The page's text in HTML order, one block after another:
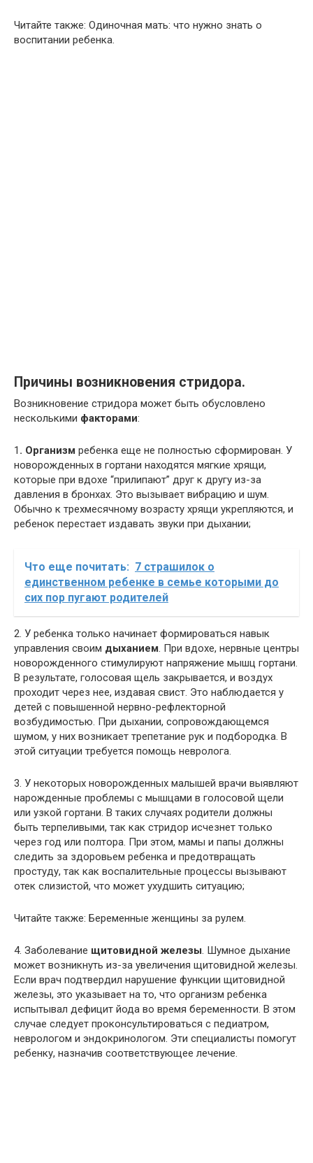
Читайте также: Одиночная мать: что нужно знать о
воспитании ребенка.
Причины возникновения стридора.
Возникновение стридора может быть обусловлено
несколькими факторами:
1 . Организм ребенка еще не полностью сформирован. У
новорожденных в гортани находятся мягкие хрящи,
которые при вдохе “прилипают” друг к другу из-за
давления в бронхах. Это вызывает вибрацию и шум.
Обычно к трехмесячному возрасту хрящи укрепляются, и
ребенок перестает издавать звуки при дыхании;
Что еще почитать: 7 страшилок о
единственном ребенке в семье которыми до
сих пор пугают родителей
2. У ребенка только начинает формироваться навык
управления своим дыханием. При вдохе, нервные центры
новорожденного стимулируют напряжение мышц гортани.
В результате, голосовая щель закрывается, и воздух
проходит через нее, издавая свист. Это наблюдается у
детей с повышенной нервно-рефлекторной
возбудимостью. При дыхании, сопровождающемся
шумом, у них возникает трепетание рук и подбородка. В
этой ситуации требуется помощь невролога.
3. У некоторых новорожденных малышей врачи выявляют
нарожденные проблемы с мышцами в голосовой щели
или узкой гортани. В таких случаях родители должны
быть терпеливыми, так как стридор исчезнет только
через год или полтора. При этом, мамы и папы должны
следить за здоровьем ребенка и предотвращать
простуду, так как воспалительные процессы вызывают
отек слизистой, что может ухудшить ситуацию;
Читайте также: Беременные женщины за рулем.
4. Заболевание щитовидной железы. Шумное дыхание
может возникнуть из-за увеличения щитовидной железы.
Если врач подтвердил нарушение функции щитовидной
железы, это указывает на то, что организм ребенка
испытывал дефицит йода во время беременности. В этом
случае следует проконсультироваться с педиатром,
неврологом и эндокринологом. Эти специалисты помогут
ребенку, назначив соответствующее лечение.